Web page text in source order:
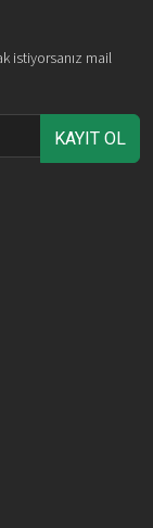
istiyorsanız mail
KAYIT OL